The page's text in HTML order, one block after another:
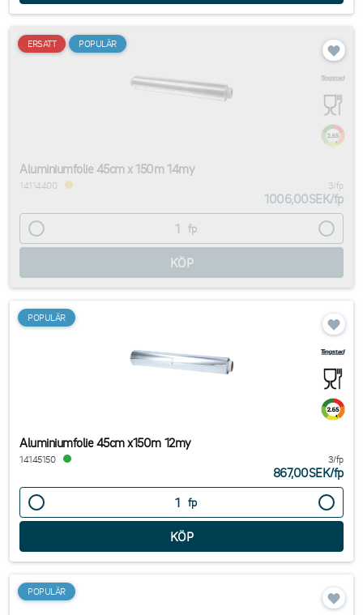
ERSATT POPULÄR
Aluminiumfolie 45cm x 150m 14my
14114400 3/fp
1006,00SEK/fp
fp
POPULÄR
Aluminiumfolie 45cm x150m 12my
14145150 3/fp
867,00SEK/fp
fp
POPULÄR